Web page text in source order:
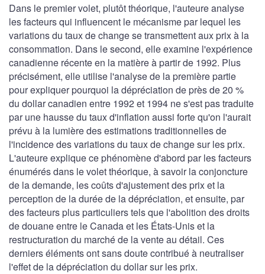
Dans le premier volet, plutôt théorique, l'auteure analyse
les facteurs qui influencent le mécanisme par lequel les
variations du taux de change se transmettent aux prix à la
consommation. Dans le second, elle examine l'expérience
canadienne récente en la matière à partir de 1992. Plus
précisément, elle utilise l'analyse de la première partie
pour expliquer pourquoi la dépréciation de près de 20 %
du dollar canadien entre 1992 et 1994 ne s'est pas traduite
par une hausse du taux d'inflation aussi forte qu'on l'aurait
prévu à la lumière des estimations traditionnelles de
l'incidence des variations du taux de change sur les prix.
L'auteure explique ce phénomène d'abord par les facteurs
énumérés dans le volet théorique, à savoir la conjoncture
de la demande, les coûts d'ajustement des prix et la
perception de la durée de la dépréciation, et ensuite, par
des facteurs plus particuliers tels que l'abolition des droits
de douane entre le Canada et les États-Unis et la
restructuration du marché de la vente au détail. Ces
derniers éléments ont sans doute contribué à neutraliser
l'effet de la dépréciation du dollar sur les prix.